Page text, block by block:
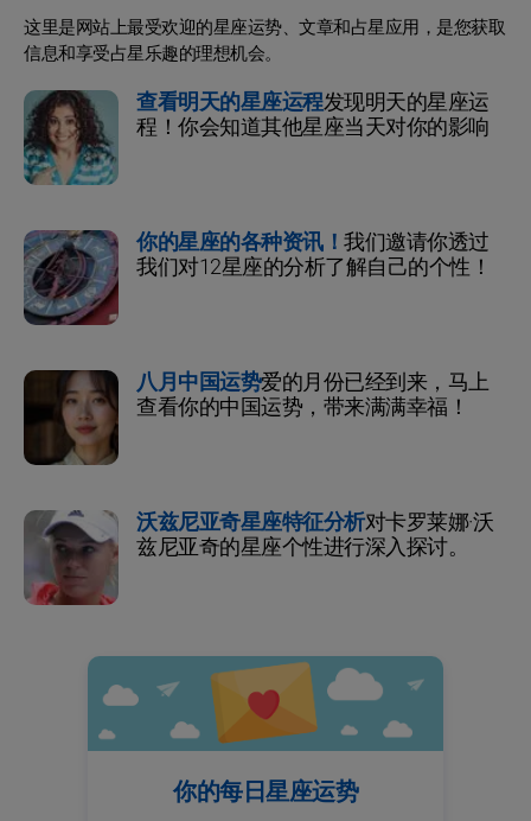
这里是网站上最受欢迎的星座运势、文章和占星应用，是您获取
信息和享受占星乐趣的理想机会。
查看明天的星座运程发现明天的星座运
程！你会知道其他星座当天对你的影响
你的星座的各种资讯！ 我们邀请你透过
我们对12星座的分析了解自己的个性！
八月中国运势爱的月份已经到来，马上
查看你的中国运势，带来满满幸福！
沃兹尼亚奇星座特征分析对卡罗莱娜·沃
兹尼亚奇的星座个性进行深入探讨。
你的每日星座运势